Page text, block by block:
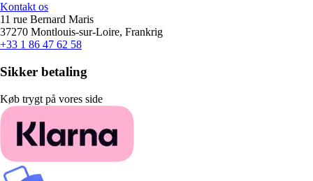
Kontakt os
11 rue Bernard Maris
37270 Montlouis-sur-Loire, Frankrig
+33 1 86 47 62 58
Sikker betaling
Køb trygt på vores side